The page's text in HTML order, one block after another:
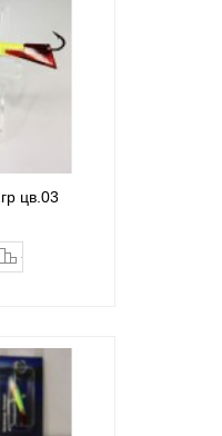
цв.03
закладки